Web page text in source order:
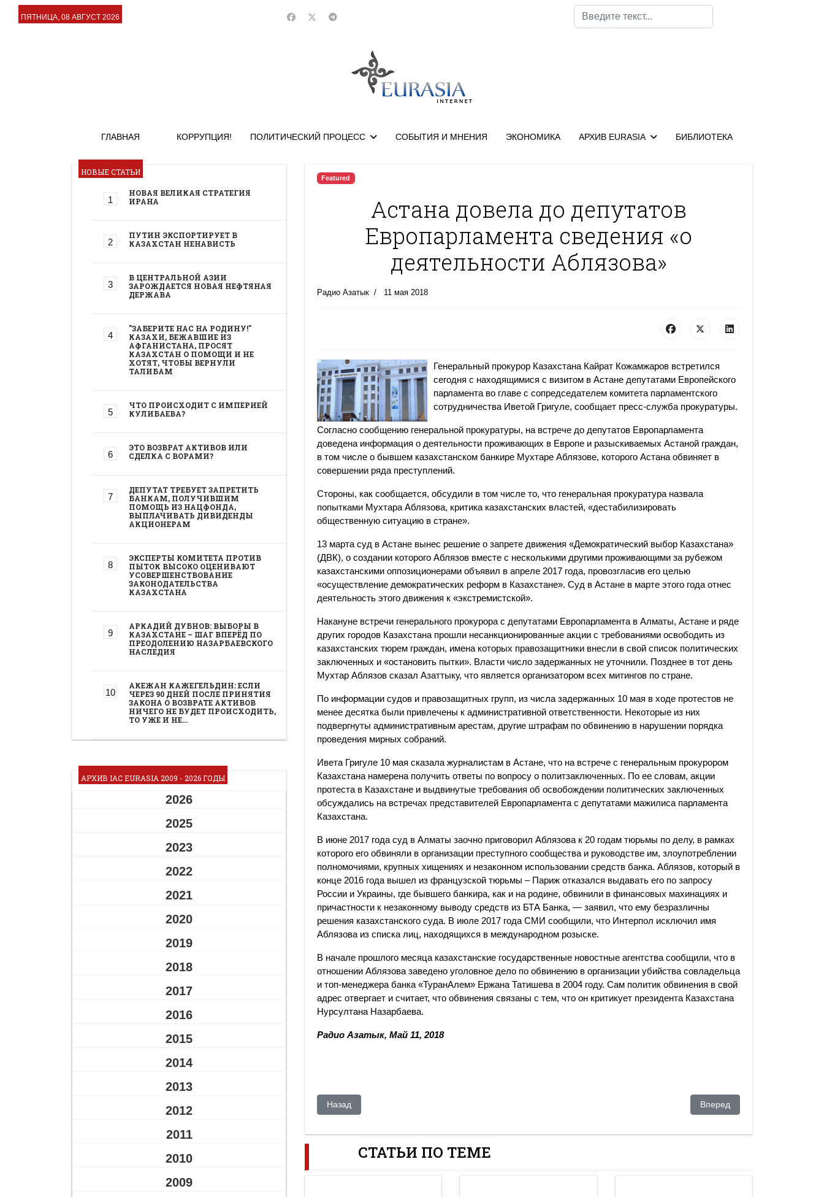
ПЯТНИЦА, 08 АВГУСТ 2026
Поиск
ГЛАВНАЯ КОРРУПЦИЯ! ПОЛИТИЧЕСКИЙ ПРОЦЕСС СОБЫТИЯ И МНЕНИЯ ЭКОНОМИКА АРХИВ EURASIA БИБЛИОТЕКА
НОВЫЕ СТАТЬИ
НОВАЯ ВЕЛИКАЯ СТРАТЕГИЯ
ИРАНА
ПУТИН ЭКСПОРТИРУЕТ В
КАЗАХСТАН НЕНАВИСТЬ
В ЦЕНТРАЛЬНОЙ АЗИИ
ЗАРОЖДАЕТСЯ НОВАЯ НЕФТЯНАЯ
ДЕРЖАВА
"ЗАБЕРИТЕ НАС НА РОДИНУ!"
КАЗАХИ, БЕЖАВШИЕ ИЗ
АФГАНИСТАНА, ПРОСЯТ
КАЗАХСТАН О ПОМОЩИ И НЕ
ХОТЯТ, ЧТОБЫ ВЕРНУЛИ
ТАЛИБАМ
ЧТО ПРОИСХОДИТ С ИМПЕРИЕЙ
КУЛИБАЕВА?
ЭТО ВОЗВРАТ АКТИВОВ ИЛИ
СДЕЛКА С ВОРАМИ?
ДЕПУТАТ ТРЕБУЕТ ЗАПРЕТИТЬ
БАНКАМ, ПОЛУЧИВШИМ
ПОМОЩЬ ИЗ НАЦФОНДА,
ВЫПЛАЧИВАТЬ ДИВИДЕНДЫ
АКЦИОНЕРАМ
ЭКСПЕРТЫ КОМИТЕТА ПРОТИВ
ПЫТОК ВЫСОКО ОЦЕНИВАЮТ
УСОВЕРШЕНСТВОВАНИЕ
ЗАКОНОДАТЕЛЬСТВА
КАЗАХСТАНА
АРКАДИЙ ДУБНОВ: ВЫБОРЫ В
КАЗАХСТАНЕ – ШАГ ВПЕРЁД ПО
ПРЕОДОЛЕНИЮ НАЗАРБАЕВСКОГО
НАСЛЕДИЯ
АКЕЖАН КАЖЕГЕЛЬДИН: ЕСЛИ
ЧЕРЕЗ 90 ДНЕЙ ПОСЛЕ ПРИНЯТИЯ
ЗАКОНА О ВОЗВРАТЕ АКТИВОВ
НИЧЕГО НЕ БУДЕТ ПРОИСХОДИТЬ,
ТО УЖЕ И НЕ…
АРХИВ IAC EURASIA 2009 - 2026 ГОДЫ
2026
2025
2023
2022
2021
2020
2019
2018
2017
2016
2015
2014
2013
2012
2011
2010
2009
Featured
Астана довела до депутатов
Европарламента сведения «о
деятельности Аблязова»
Радио Азатык 11 мая 2018
Генеральный прокурор Казахстана Кайрат Кожамжаров встретился
сегодня с находящимися с визитом в Астане депутатами Европейского
парламента во главе с сопредседателем комитета парламентского
сотрудничества Иветой Григуле, сообщает пресс-служба прокуратуры.
Согласно сообщению генеральной прокуратуры, на встрече до депутатов Европарламента
доведена информация о деятельности проживающих в Европе и разыскиваемых Астаной граждан,
в том числе о бывшем казахстанском банкире Мухтаре Аблязове, которого Астана обвиняет в
совершении ряда преступлений.
Стороны, как сообщается, обсудили в том числе то, что генеральная прокуратура назвала
попытками Мухтара Аблязова, критика казахстанских властей, «дестабилизировать
общественную ситуацию в стране».
13 марта суд в Астане вынес решение о запрете движения «Демократический выбор Казахстана»
(ДВК), о создании которого Аблязов вместе с несколькими другими проживающими за рубежом
казахстанскими оппозиционерами объявил в апреле 2017 года, провозгласив его целью
«осуществление демократических реформ в Казахстане». Суд в Астане в марте этого года отнес
деятельность этого движения к «экстремистской».
Накануне встречи генерального прокурора с депутатами Европарламента в Алматы, Астане и ряде
других городов Казахстана прошли несанкционированные акции с требованиями освободить из
казахстанских тюрем граждан, имена которых правозащитники внесли в свой список политических
заключенных и «остановить пытки». Власти число задержанных не уточнили. Позднее в тот день
Мухтар Аблязов сказал Азаттыку, что является организатором всех митингов по стране.
По информации судов и правозащитных групп, из числа задержанных 10 мая в ходе протестов не
менее десятка были привлечены к административной ответственности. Некоторые из них
подвергнуты административным арестам, другие штрафам по обвинению в нарушении порядка
проведения мирных собраний.
Ивета Григуле 10 мая сказала журналистам в Астане, что на встрече с генеральным прокурором
Казахстана намерена получить ответы по вопросу о политзаключенных. По ее словам, акции
протеста в Казахстане и выдвинутые требования об освобождении политических заключенных
обсуждались на встречах представителей Европарламента с депутатами мажилиса парламента
Казахстана.
В июне 2017 года суд в Алматы заочно приговорил Аблязова к 20 годам тюрьмы по делу, в рамках
которого его обвиняли в организации преступного сообщества и руководстве им, злоупотреблении
полномочиями, крупных хищениях и незаконном использовании средств банка. Аблязов, который в
конце 2016 года вышел из французской тюрьмы – Париж отказался выдавать его по запросу
России и Украины, где бывшего банкира, как и на родине, обвинили в финансовых махинациях и
причастности к незаконному выводу средств из БТА Банка, — заявил, что ему безразличны
решения казахстанского суда. В июле 2017 года СМИ сообщили, что Интерпол исключил имя
Аблязова из списка лиц, находящихся в международном розыске.
В начале прошлого месяца казахстанские государственные новостные агентства сообщили, что в
отношении Аблязова заведено уголовное дело по обвинению в организации убийства совладельца
и топ-менеджера банка «ТуранАлем» Ержана Татишева в 2004 году. Сам политик обвинения в свой
адрес отвергает и считает, что обвинения связаны с тем, что он критикует президента Казахстана
Нурсултана Назарбаева.
Радио Азатык, Май 11, 2018
Предыдущий: Стоп-сигнал. Почему в Казахстане блокируют интернет
Назад Следующий: «В России и
Вперед
СТАТЬИ ПО ТЕМЕ